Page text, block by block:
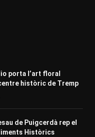
porta l’art floral
històric de Tremp
de Puigcerdà rep el
Històrics